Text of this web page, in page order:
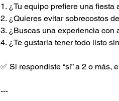
1. ¿Tu equipo prefiere una
2. ¿Quieres evitar sobrecostos
3. ¿Buscas una experiencia con
4. ¿Te gustaría tener todo listo
✅ Si respondiste “sí” a 2 o
---